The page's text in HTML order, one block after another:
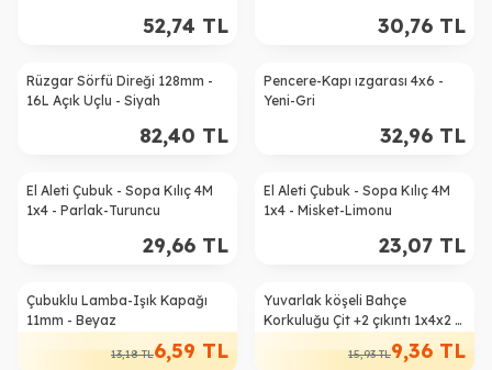
52,74 TL 30,76 TL
Rüzgar Sörfü Direği 128mm -
16L Açık Uçlu - Siyah
82,40 TL
Pencere-Kapı ızgarası 4x6 -
Yeni-Gri
32,96 TL
El Aleti Çubuk - Sopa Kılıç 4M
1x4 - Parlak-Turuncu
29,66 TL
El Aleti Çubuk - Sopa Kılıç 4M
1x4 - Misket-Limonu
23,07 TL
%50
Çubuklu Lamba-Işık Kapağı
11mm - Beyaz
13,18TL6,59 TL
%41
Yuvarlak köşeli Bahçe
Korkuluğu Çit +2 çıkıntı 1x4x2 -
15,93TL9,36 TL